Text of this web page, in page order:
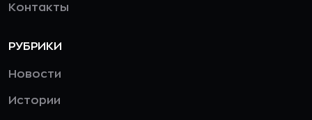
Контакты
РУБРИКИ
Новости
Истории